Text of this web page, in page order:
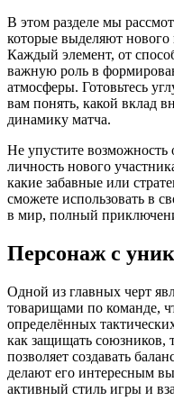
В этом разделе мы
которые выделяют нового
Каждый элемент, от
важную роль в
атмосферы. Готовьтесь
вам понять, какой вклад
динамику матча.
Не упустите возможность
личность нового
какие забавные или
сможете использовать в
в мир, полный
Персонаж с
Одной из главных черт
товарищами по команде,
определённых
как защищать союзников,
позволяет создавать
делают его интересным
активный стиль игры и